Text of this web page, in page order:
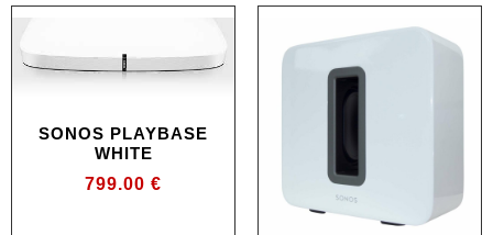
SONOS PLAYBASE
WHITE
799.00 €